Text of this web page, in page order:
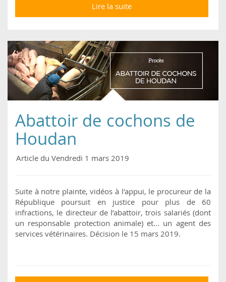
Lire la suite
vaches : comment
Abattoir de cochons de
Houdan
Article du Vendredi 1 mars 2019
Suite à notre plainte, vidéos à l'appui, le procureur de la
République poursuit en justice pour plus de 60
infractions, le directeur de l’abattoir, trois salariés (dont
un responsable protection animale) et... un agent des
services vétérinaires. Décision le 15 mars 2019.